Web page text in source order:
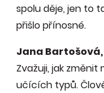
spolu děje, jen to
přišlo přínosné.
Jana Bartošová,
Zvažuji, jak
učících typů.